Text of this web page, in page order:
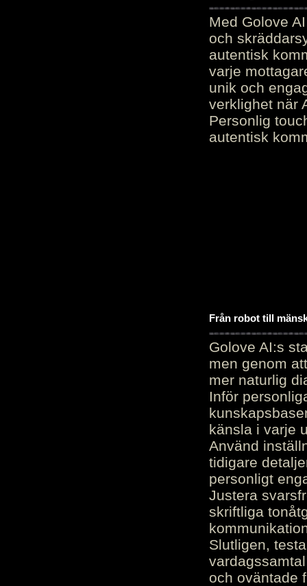
Med Golove
och
autentisk
varje
unik och
verklighet när
Personlig
autentisk
Från robot till
Golove AI:s
men genom
mer naturlig
Inför
känsla i varje
Använd
tidigare
personligt
Justera
skriftliga
Slutligen,
och oväntade